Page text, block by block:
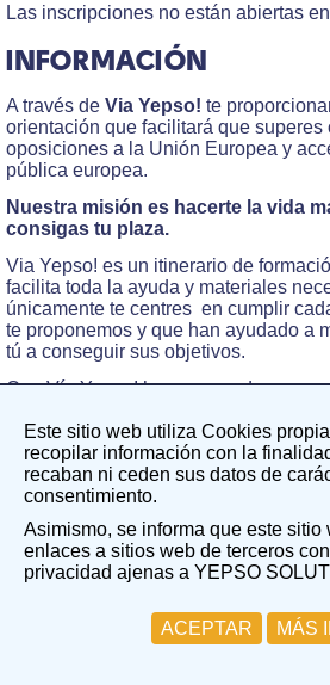
Las inscripciones no están abiertas
INFORMACIÓN
A través de Via Yepso! te
orientación que facilitará que superes
oposiciones a la Unión Europea y
pública europea.
Nuestra misión es hacerte la vida
consigas tu plaza.
Via Yepso! es un itinerario de
facilita toda la ayuda y materiales
únicamente te centres en cumplir
te proponemos y que han ayudado a
tú a conseguir sus objetivos.
Con Vía Yepso! hemos creado un
al mismo tiempo que te permite
nuestros docentes y otros candidatos
PRECIO
Puedes optar entre dos
Pago único: 60 EUR de matrícula
Pago en cuotas mensuales: 60
EUR/mes durante 12 meses.
Este sitio web utiliza Cookies
recopilar información con la
recaban ni ceden sus datos de
consentimiento.
Asimismo, se informa que este sitio
enlaces a sitios web de terceros
privacidad ajenas a YEPSO
ACEPTAR MÁS